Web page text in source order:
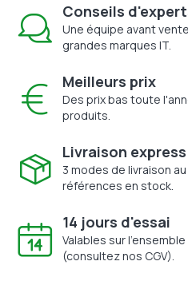
Conseils
Une équipe avant
grandes marques IT.
Meilleurs prix
Des prix bas toute
produits.
Livraison express
3 modes de livraison
références en stock.
14 jours d'essai
Valables sur
(consultez nos CGV).